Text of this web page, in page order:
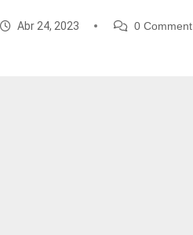
Abr 24, 2023 0 Comment